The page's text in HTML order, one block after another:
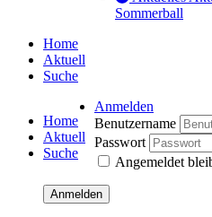
Sommerball
Home
Aktuell
Suche
Home
Aktuell
Suche
Anmelden
Benutzername
Passwort
Angemeldet
Anmelden